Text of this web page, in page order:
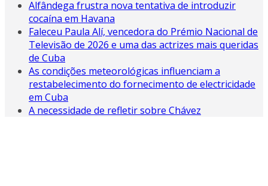
Alfândega frustra nova tentativa de introduzir
cocaína em Havana
Faleceu Paula Alí, vencedora do Prémio Nacional de
Televisão de 2026 e uma das actrizes mais queridas
de Cuba
As condições meteorológicas influenciam a
restabelecimento do fornecimento de electricidade
em Cuba
A necessidade de refletir sobre Chávez